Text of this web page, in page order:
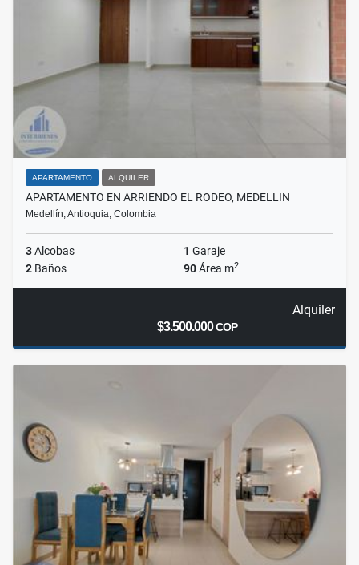
APARTAMENTO ALQUILER
APARTAMENTO EN ARRIENDO EL RODEO, MEDELLIN
Medellín, Antioquia, Colombia
3Alcobas 1 Garaje
2 Baños 90Área m2
Alquiler
$3.500.000COP